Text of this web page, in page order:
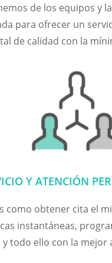
de los equipos y
para ofrecer un
de calidad con la
Y ATENCIÓN
como obtener cita el
instantáneas,
y todo ello con la mejor